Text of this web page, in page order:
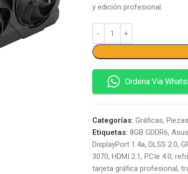
y edición profesional.
Ordena Via
Categorías: Gráficas,
Etiquetas: 8GB GDDR6,
DisplayPort 1.4a, DLSS 2.0,
3070, HDMI 2.1, PCIe 4.0,
tarjeta gráfica profesional,